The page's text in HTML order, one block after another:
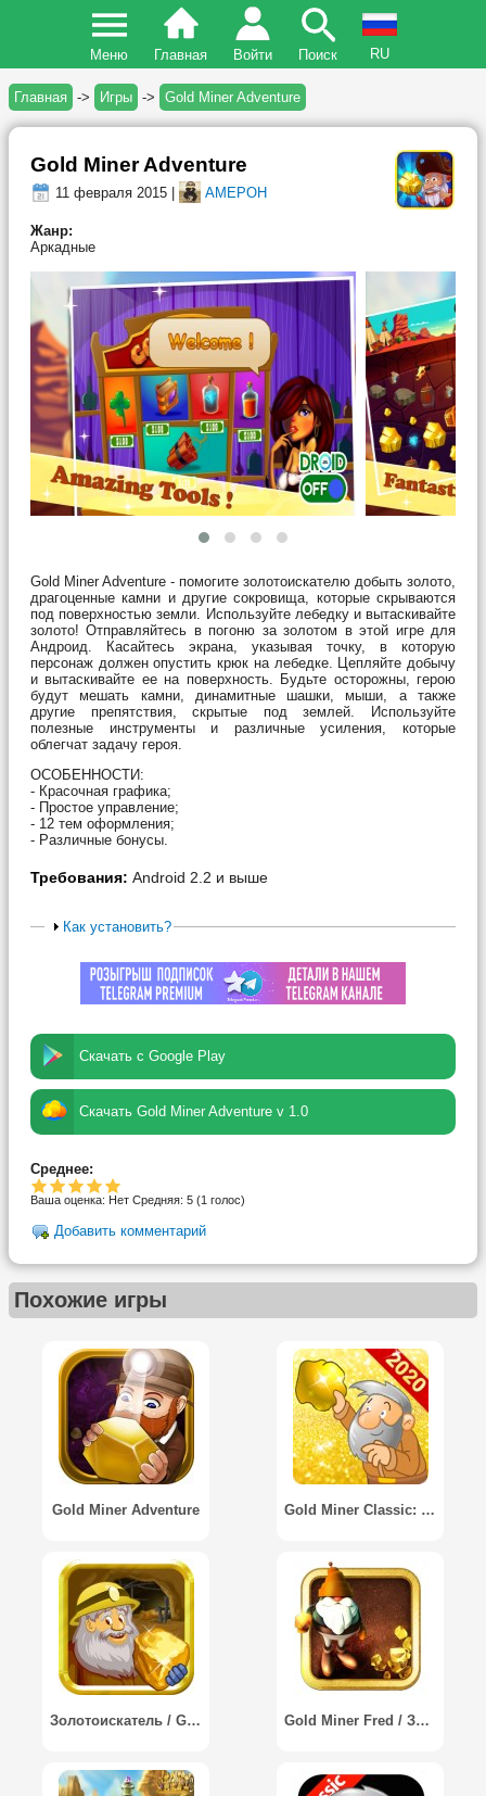
Меню Главная Войти Поиск RU
Главная -> Игры -> Gold Miner Adventure
Gold Miner Adventure
11 февраля 2015 | AMEPOH
Жанр:
Аркадные
Gold Miner Adventure - помогите золотоискателю добыть золото,
драгоценные камни и другие сокровища, которые скрываются
под поверхностью земли. Используйте лебедку и вытаскивайте
золото! Отправляйтесь в погоню за золотом в этой игре для
Андроид. Касайтесь экрана, указывая точку, в которую
персонаж должен опустить крюк на лебедке. Цепляйте добычу
и вытаскивайте ее на поверхность. Будьте осторожны, герою
будут мешать камни, динамитные шашки, мыши, а также
другие препятствия, скрытые под землей. Используйте
полезные инструменты и различные усиления, которые
облегчат задачу героя.
ОСОБЕННОСТИ:
- Красочная графика;
- Простое управление;
- 12 тем оформления;
- Различные бонусы.
Требования: Android 2.2 и выше
Как установить?
Скачать с Google Play
Скачать Gold Miner Adventure v 1.0
Среднее:
Ваша оценка: Нет Средняя: 5 (1 голос)
Добавить комментарий
Похожие игры
Gold Miner Adventure Gold Miner Classic: Gold Rush - Mine Mining Game
Золотоискатель / Gold Miner Deluxe Gold Miner Fred / Золотодобытчик Фред